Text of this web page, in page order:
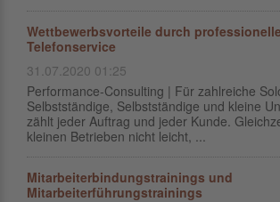
Wettbewerbsvorteile durch
Telefonservice
31.07.2020 01:25
Performance-Consulting | Für zahlreiche
Selbstständige, Selbstständige und kleine
zählt jeder Auftrag und jeder Kunde.
kleinen Betrieben nicht leicht, ...
Mitarbeiterbindungstrainings und
Mitarbeiterführungstrainings